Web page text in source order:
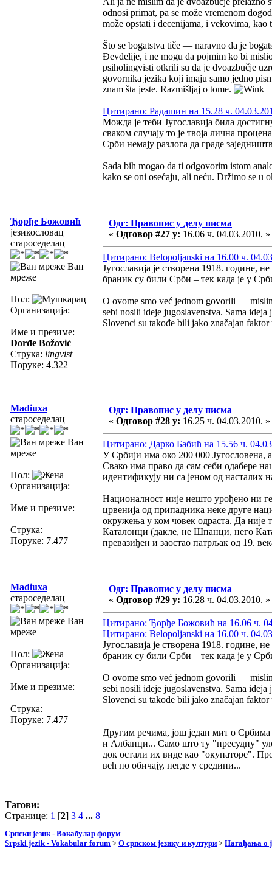
odnosi primat, pa se može vremenom
može opstati i decenijama, i vekovima, kao
Što se bogatstva tiče — naravno da je
Đevđelije, i ne mogu da pojmim ko bi
psiholingvisti otkrili su da je dvoazbučje
govornika jezika koji imaju samo jedno
znam šta jeste. Razmišljaj o tome.
Цитирано: Радашин на 15.28 ч.
Можда је теби Југославија била
сваком случају то је твоја лична
Срби немају разлога да граде
Sada bih mogao da ti odgovorim istom
kako se oni osećaju, ali neću. Držimo se u
Ђорђе Божовић
језикословац
староседелац
Ван
мреже
Пол:
Организација:
Име и презиме:
Đorđe Božović
Струка: lingvist
Поруке: 4.322
Одг: Правопис у делу писма
« Одговор #27 у: 16.06 ч. 04.03.2010. »
Цитирано: Belopoljanski на 16.00 ч.
Југославија је створена 1918. године,
браник су били Срби – тек када је у
O ovome smo već jednom govorili —
sebi nosili ideje jugoslavenstva. Sama
Slovenci su takođe bili jako značajan
Madiuxa
староседелац
Ван
мреже
Пол:
Организација:
Име и презиме:
Струка:
Поруке: 7.477
Одг: Правопис у делу писма
« Одговор #28 у: 16.25 ч. 04.03.2010. »
Цитирано: Дарко Бабић на 15.56 ч.
У Србији има око 200 000 Југословена,
Свако има право да сам себи одабере
идентификују ни са јеном од насталих
Националност није нешто урођено ни
црвенија од припадника неке друге
окружења у ком човек одраста. Да
Каталонци (дакле, не Шпанци, него
превазиђен и заостао патрљак од 19.
Madiuxa
староседелац
Ван
мреже
Пол:
Организација:
Име и презиме:
Струка:
Поруке: 7.477
Одг: Правопис у делу писма
« Одговор #29 у: 16.28 ч. 04.03.2010. »
Цитирано: Ђорђе Божовић на 16.06 ч.
Цитирано: Belopoljanski на 16.00 ч.
Југославија је створена 1918. године,
браник су били Срби – тек када је у
O ovome smo već jednom govorili —
sebi nosili ideje jugoslavenstva. Sama
Slovenci su takođe bili jako značajan
Другим речима, још један мит о
и Албанци... Само што ту "пресудну"
док остали их виде као "окупаторе".
већ по обичају, негде у средини...
Тагови:
Странице: 1 [2] 3 4 ... 8
Српски језик - Вокабулар форум
Srpski jezik - Vokabular forum > О српском језику и култури > Нагађања о